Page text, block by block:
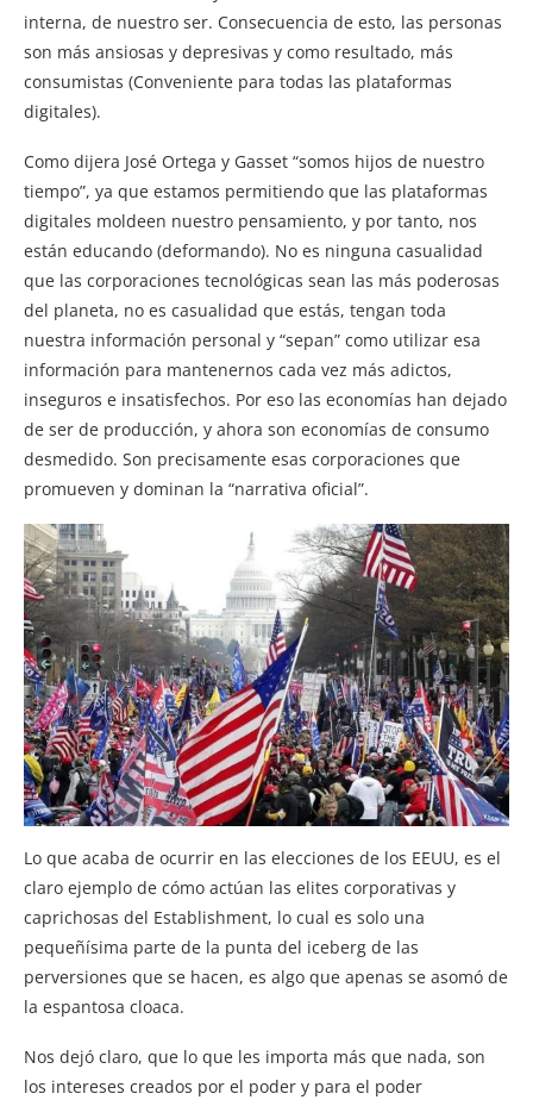
interna, de nuestro ser. Consecuencia de esto, las personas
son más ansiosas y depresivas y como resultado, más
consumistas (Conveniente para todas las plataformas
digitales).
Como dijera José Ortega y Gasset “somos hijos de nuestro
tiempo”, ya que estamos permitiendo que las plataformas
digitales moldeen nuestro pensamiento, y por tanto, nos
están educando (deformando). No es ninguna casualidad
que las corporaciones tecnológicas sean las más poderosas
del planeta, no es casualidad que estás, tengan toda
nuestra información personal y “sepan” como utilizar esa
información para mantenernos cada vez más adictos,
inseguros e insatisfechos. Por eso las economías han dejado
de ser de producción, y ahora son economías de consumo
desmedido. Son precisamente esas corporaciones que
promueven y dominan la “narrativa oficial”.
Lo que acaba de ocurrir en las elecciones de los EEUU, es el
claro ejemplo de cómo actúan las elites corporativas y
caprichosas del Establishment, lo cual es solo una
pequeñísima parte de la punta del iceberg de las
perversiones que se hacen, es algo que apenas se asomó de
la espantosa cloaca.
Nos dejó claro, que lo que les importa más que nada, son
los intereses creados por el poder y para el poder